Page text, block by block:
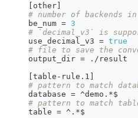
[ other]
# number of backends in
be_num = 3
# `decimal_v3` is
use_decimal_v3 = true
# file to save the
output_dir = ./result
[table-rule.1 ]
# pattern to match
database = ^demo.*$
# pattern to match
table = ^.*$